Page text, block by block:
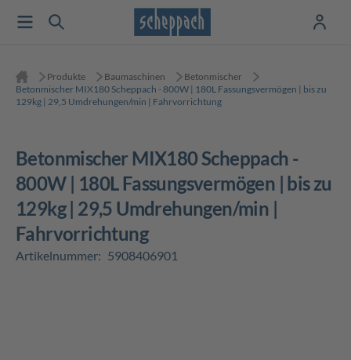
Produkte Baumaschinen
Betonmischer
Betonmischer MIX180 Scheppach - 800W | 180L Fassungsvermögen | bis zu
129kg | 29,5 Umdrehungen/min | Fahrvorrichtung
Betonmischer MIX180 Scheppach -
800W | 180L Fassungsvermögen | bis zu
129kg | 29,5 Umdrehungen/min |
Fahrvorrichtung
Artikelnummer: 5908406901